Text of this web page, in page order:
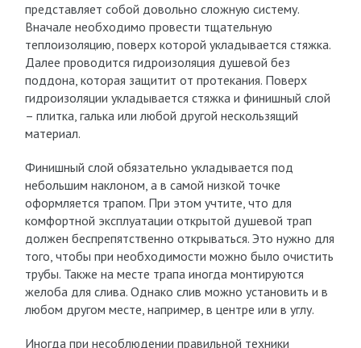
представляет собой довольно сложную систему.
Вначале необходимо провести тщательную
теплоизоляцию, поверх которой укладывается стяжка.
Далее проводится гидроизоляция душевой без
поддона, которая защитит от протекания. Поверх
гидроизоляции укладывается стяжка и финишный слой
– плитка, галька или любой другой нескользящий
материал.
Финишный слой обязательно укладывается под
небольшим наклоном, а в самой низкой точке
оформляется трапом. При этом учтите, что для
комфортной эксплуатации открытой душевой трап
должен беспрепятственно открываться. Это нужно для
того, чтобы при необходимости можно было очистить
трубы. Также на месте трапа иногда монтируются
желоба для слива. Однако слив можно установить и в
любом другом месте, например, в центре или в углу.
Иногда при несоблюдении правильной техники